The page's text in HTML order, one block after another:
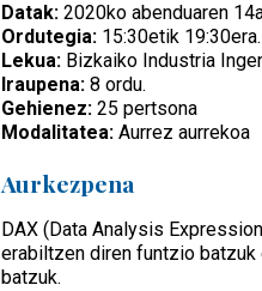
Datak: 2020ko abenduaren
Ordutegia: 15:30etik 19:30era.
Lekua: Bizkaiko Industria
Iraupena: 8 ordu.
Gehienez: 25 pertsona
Modalitatea: Aurrez aurrekoa
Aurkezpena
DAX (Data Analysis
erabiltzen diren funtzio
batzuk.